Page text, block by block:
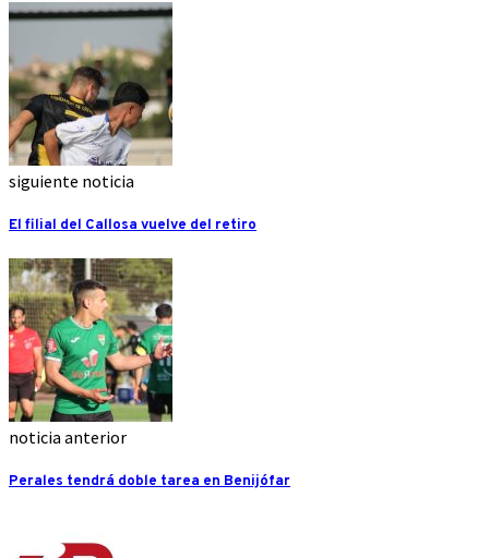
siguiente noticia
El filial del Callosa vuelve del retiro
noticia anterior
Perales tendrá doble tarea en Benijófar